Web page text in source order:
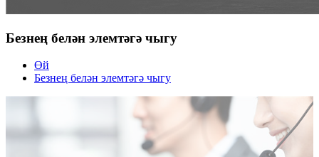
Безнең белән элемтәгә чыгу
Өй
Безнең белән элемтәгә чыгу